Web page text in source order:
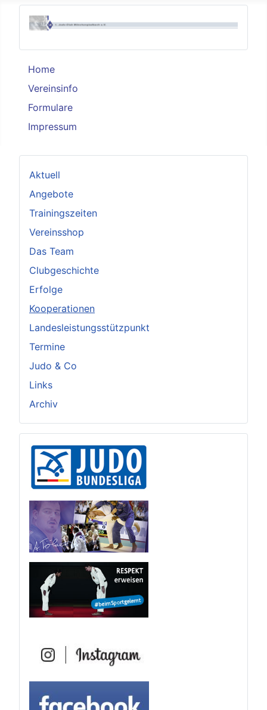
Home
Vereinsinfo
Formulare
Impressum
Aktuell
Angebote
Trainingszeiten
Vereinsshop
Das Team
Clubgeschichte
Erfolge
Kooperationen
Landesleistungsstützpunkt
Termine
Judo & Co
Links
Archiv